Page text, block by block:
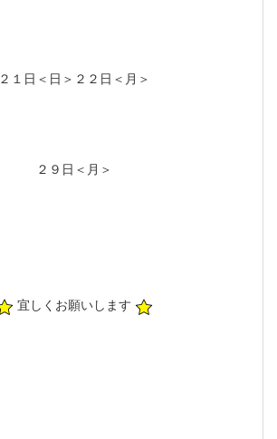
２１日＜日＞２２日＜月＞
２９日＜月＞
宜しくお願いします